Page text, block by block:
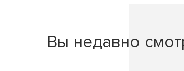
Вы недавно